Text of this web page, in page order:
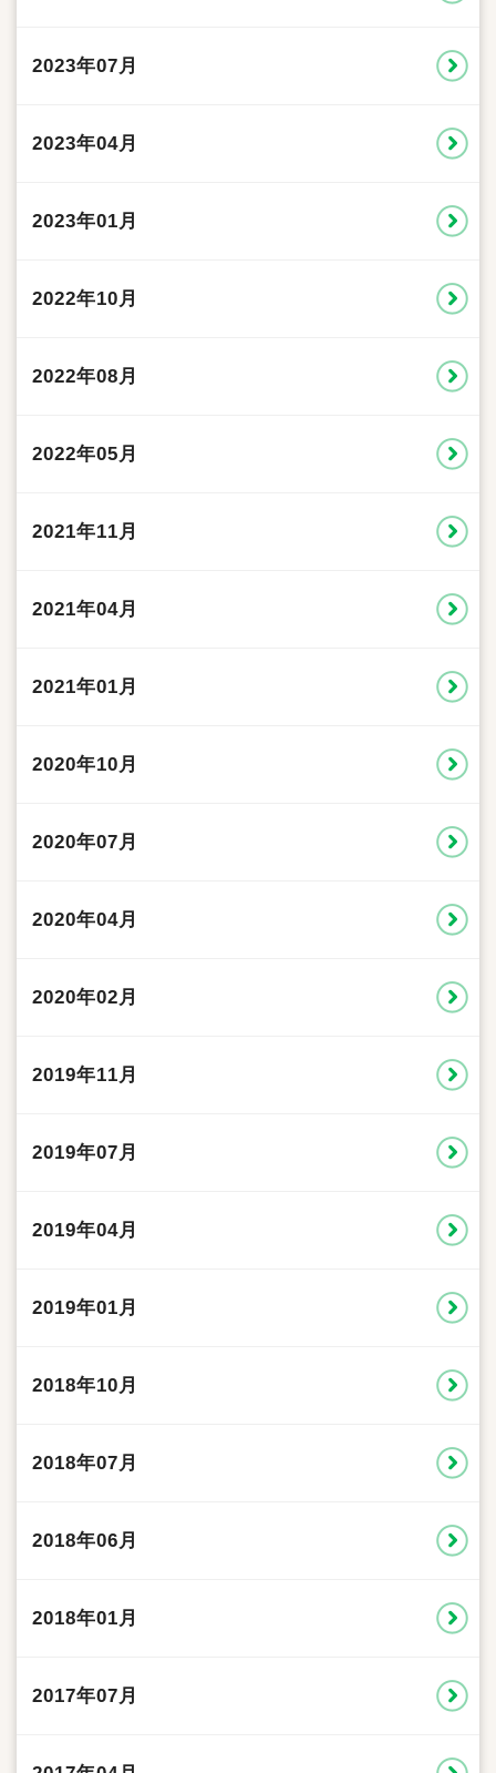
2023年07月
2023年04月
2023年01月
2022年10月
2022年08月
2022年05月
2021年11月
2021年04月
2021年01月
2020年10月
2020年07月
2020年04月
2020年02月
2019年11月
2019年07月
2019年04月
2019年01月
2018年10月
2018年07月
2018年06月
2018年01月
2017年07月